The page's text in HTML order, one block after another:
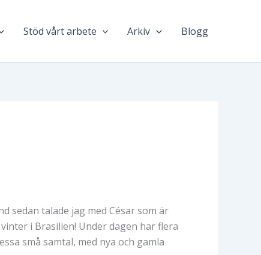
Stöd vårt arbete Arkiv Blogg
sedan talade jag med César som är
i Brasilien! Under dagen har flera
små samtal, med nya och gamla